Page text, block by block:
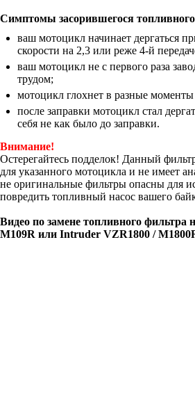
Симптомы засорившегося
ваш мотоцикл начинает дергаться
скорости на 2,3 или реже 4-й
ваш мотоцикл не с первого раза
трудом;
мотоцикл глохнет в разные
после заправки мотоцикл стал
себя не как было до заправки.
Внимание!
Остерегайтесь подделок! Данный
для указанного мотоцикла и не имеет
не оригинальные фильтры опасны для
повредить топливный насос вашего
Видео по замене топливного фильтра
M109R или Intruder VZR1800 /